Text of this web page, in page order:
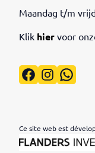
Maandag t/m
Klik hier voor
Facebook
Ce site web est